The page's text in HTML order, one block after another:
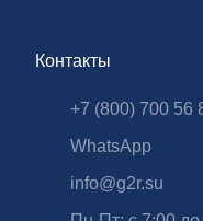
Контакты
+7 (800) 700 56
WhatsApp
info@g2r.su